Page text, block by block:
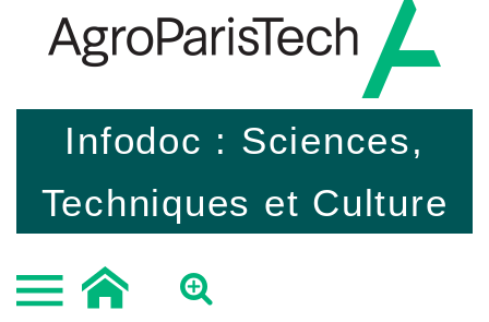
Infodoc : Sciences,
Techniques et Culture